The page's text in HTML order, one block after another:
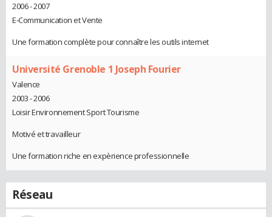
2006 - 2007
E-Communication et Vente
Une formation complète pour connaître les outils internet
Université Grenoble 1 Joseph Fourier
Valence
2003 - 2006
Loisir Environnement Sport Tourisme
Motivé et travailleur
Une formation riche en expèrience professionnelle
Réseau